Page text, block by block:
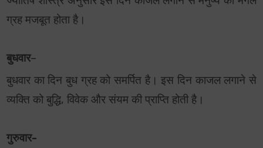
ग्रह मजबूत होता है।
बुधवार–
बुधवार का दिन बुध ग्रह को समर्पित है। इस दिन काजल लगाने से
व्यक्ति को बुद्धि, विवेक और संयम की प्राप्ति होती है।
गुरुवार-